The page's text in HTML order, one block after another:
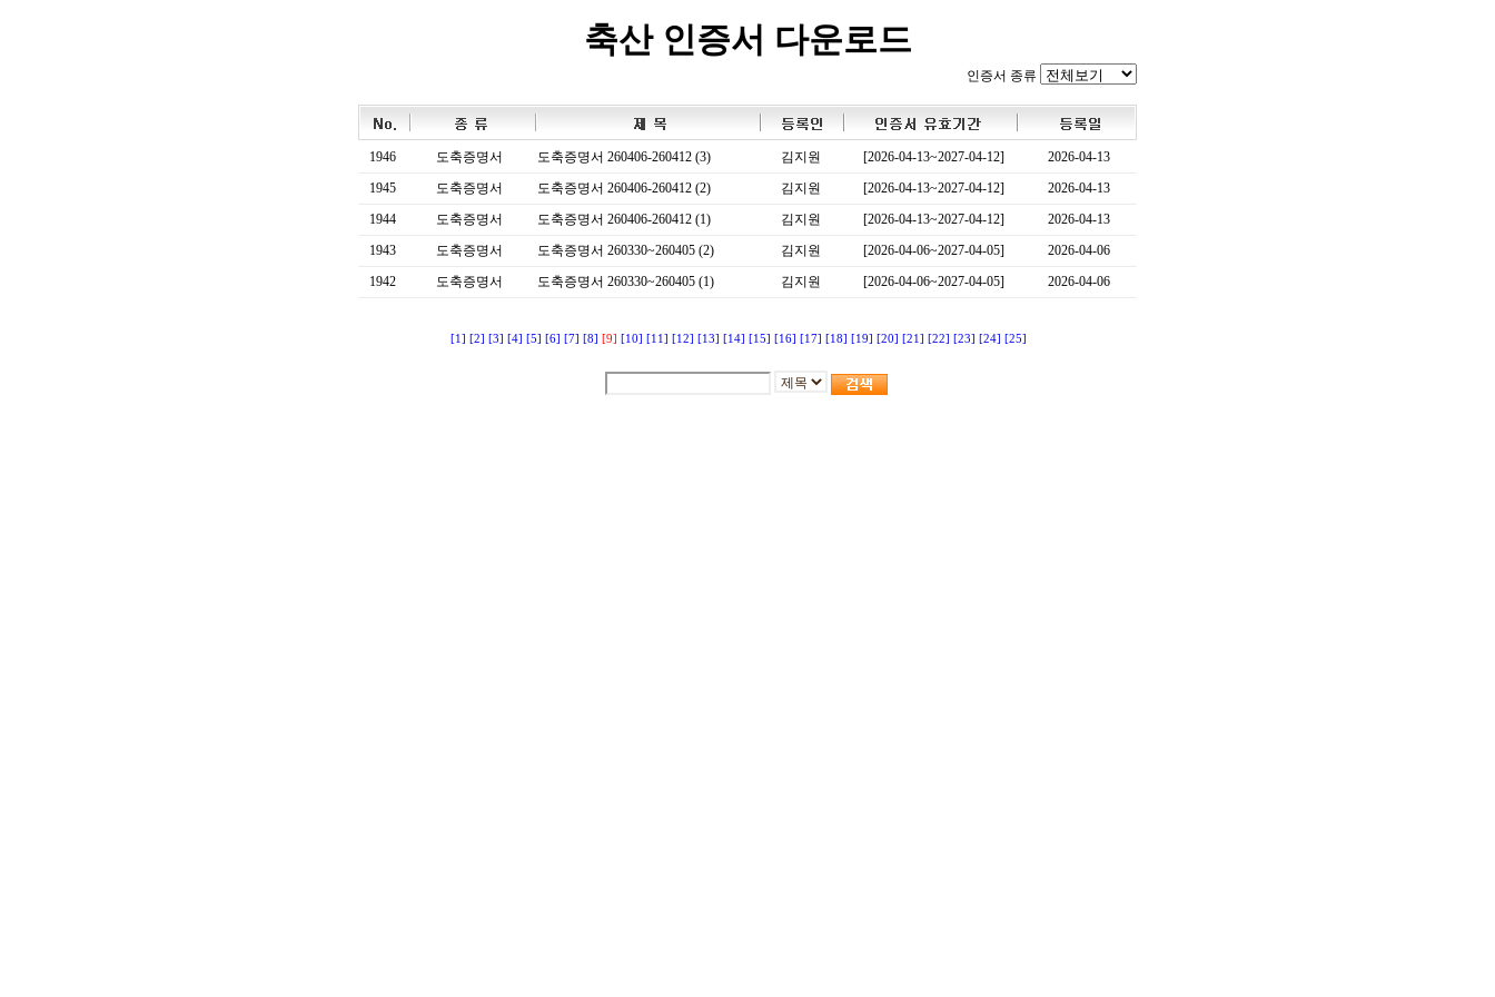
축산 인증서 다운로드
인증서 종류
1946 도축증명서 도축증명서 260406-260412 (3) 김지원 [2026-04-13~2027-04-12]
2026-04-13
1945
도축증명서 도축증명서 260406-260412 (2) 김지원 [2026-04-13~2027-04-12]
2026-04-13
1944
도축증명서 도축증명서 260406-260412 (1) 김지원 [2026-04-13~2027-04-12]
2026-04-13
1943
도축증명서 도축증명서 260330~260405 (2) 김지원 [2026-04-06~2027-04-05]
2026-04-06
1942
도축증명서 도축증명서 260330~260405 (1) 김지원 [2026-04-06~2027-04-05] 2026-04-06
[1] [2] [3] [4] [5] [6] [7] [8] [9] [10] [11] [12] [13] [14] [15] [16] [17] [18] [19] [20] [21] [22] [23] [24] [25]